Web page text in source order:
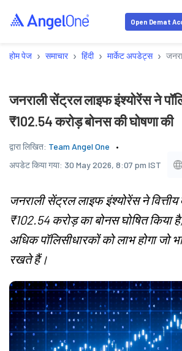
Open Demat
होम पेज › समाचार › हिंदी › मार्केट अपडेट्स ›
जनराली सेंट्रल लाइफ इंश्योरेंस ने
₹102.54 करोड़ बोनस की घोषणा की
द्वारा लिखित: Team Angel One
अपडेट किया गया: 30 May 2026, 8:07 pm IST
जनराली सेंट्रल लाइफ इंश्योरेंस ने वित्तीय
₹102.54 करोड़ का बोनस घोषित किया
अधिक पॉलिसीधारकों को लाभ होगा जो
रखते हैं।